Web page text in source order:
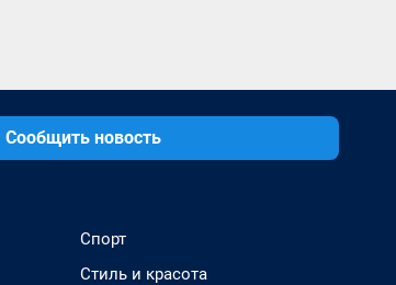
Сообщить новость
Спорт
Стиль и красота